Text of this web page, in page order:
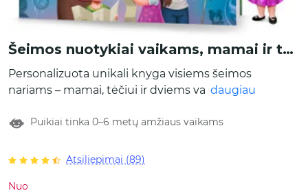
Šeimos nuotykiai vaikams, mamai ir tėčiui
Personalizuota unikali knyga visiems šeimos
nariams – mamai, tėčiui ir dviems vaikams!
yra įtraukiami į smagius šeimos nuotykius.
šeimos narių vardus ir pridėti išskirtinę
atraskite smagias kasdienes akimirkas. Yra
daugiau
Puikiai tinka 0–6 metų amžiaus vaikams
Atsiliepimai (89)
Nuo